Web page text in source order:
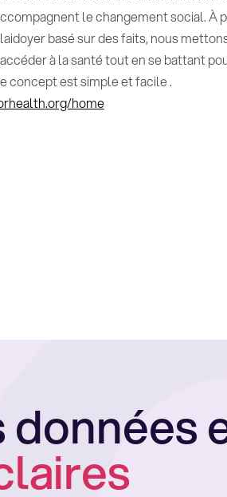
le changement social. À
basé sur des faits, nous
à la santé tout en se battant
concept est simple et facile .
home